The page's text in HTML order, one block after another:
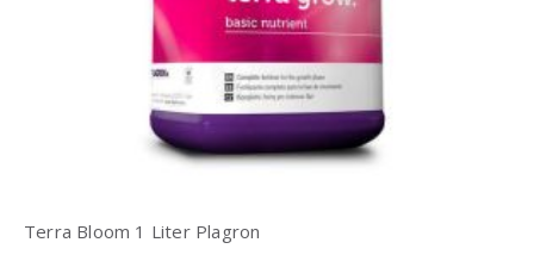
Terra Bloom 1 Liter Plagron